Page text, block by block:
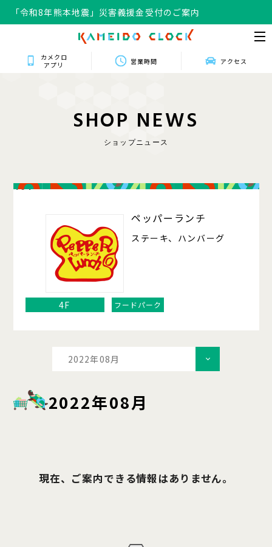
「令和8年熊本地震」災害義援金受付のご案内
カメクロ
アプリ
営業時間 アクセス
SHOP NEWS
ショップニュース
404
ペッパーランチ
ステーキ、ハンバーグ
4F フードパーク
2022年08月
2022年08月
現在、ご案内できる情報はありません。